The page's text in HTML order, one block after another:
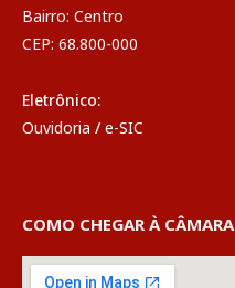
Bairro: Centro
CEP: 68.800-000
Eletrônico:
Ouvidoria / e-SIC
COMO CHEGAR À CÂMARA